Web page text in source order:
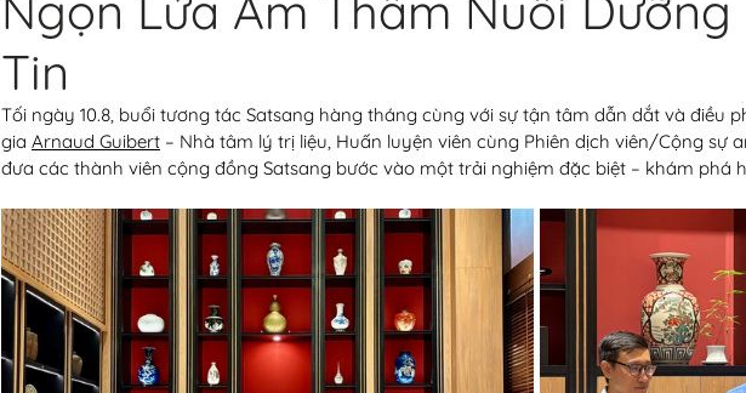
Tin
Tối ngày 10.8, buổi tương tác Satsang hàng tháng cùng với sự tận tâm dẫn dắt và điều
gia Arnaud Guibert – Nhà tâm lý trị liệu, Huấn luyện viên cùng Phiên dịch viên/Cộng sự
đưa các thành viên cộng đồng Satsang bước vào một trải nghiệm đặc biệt – khám phá